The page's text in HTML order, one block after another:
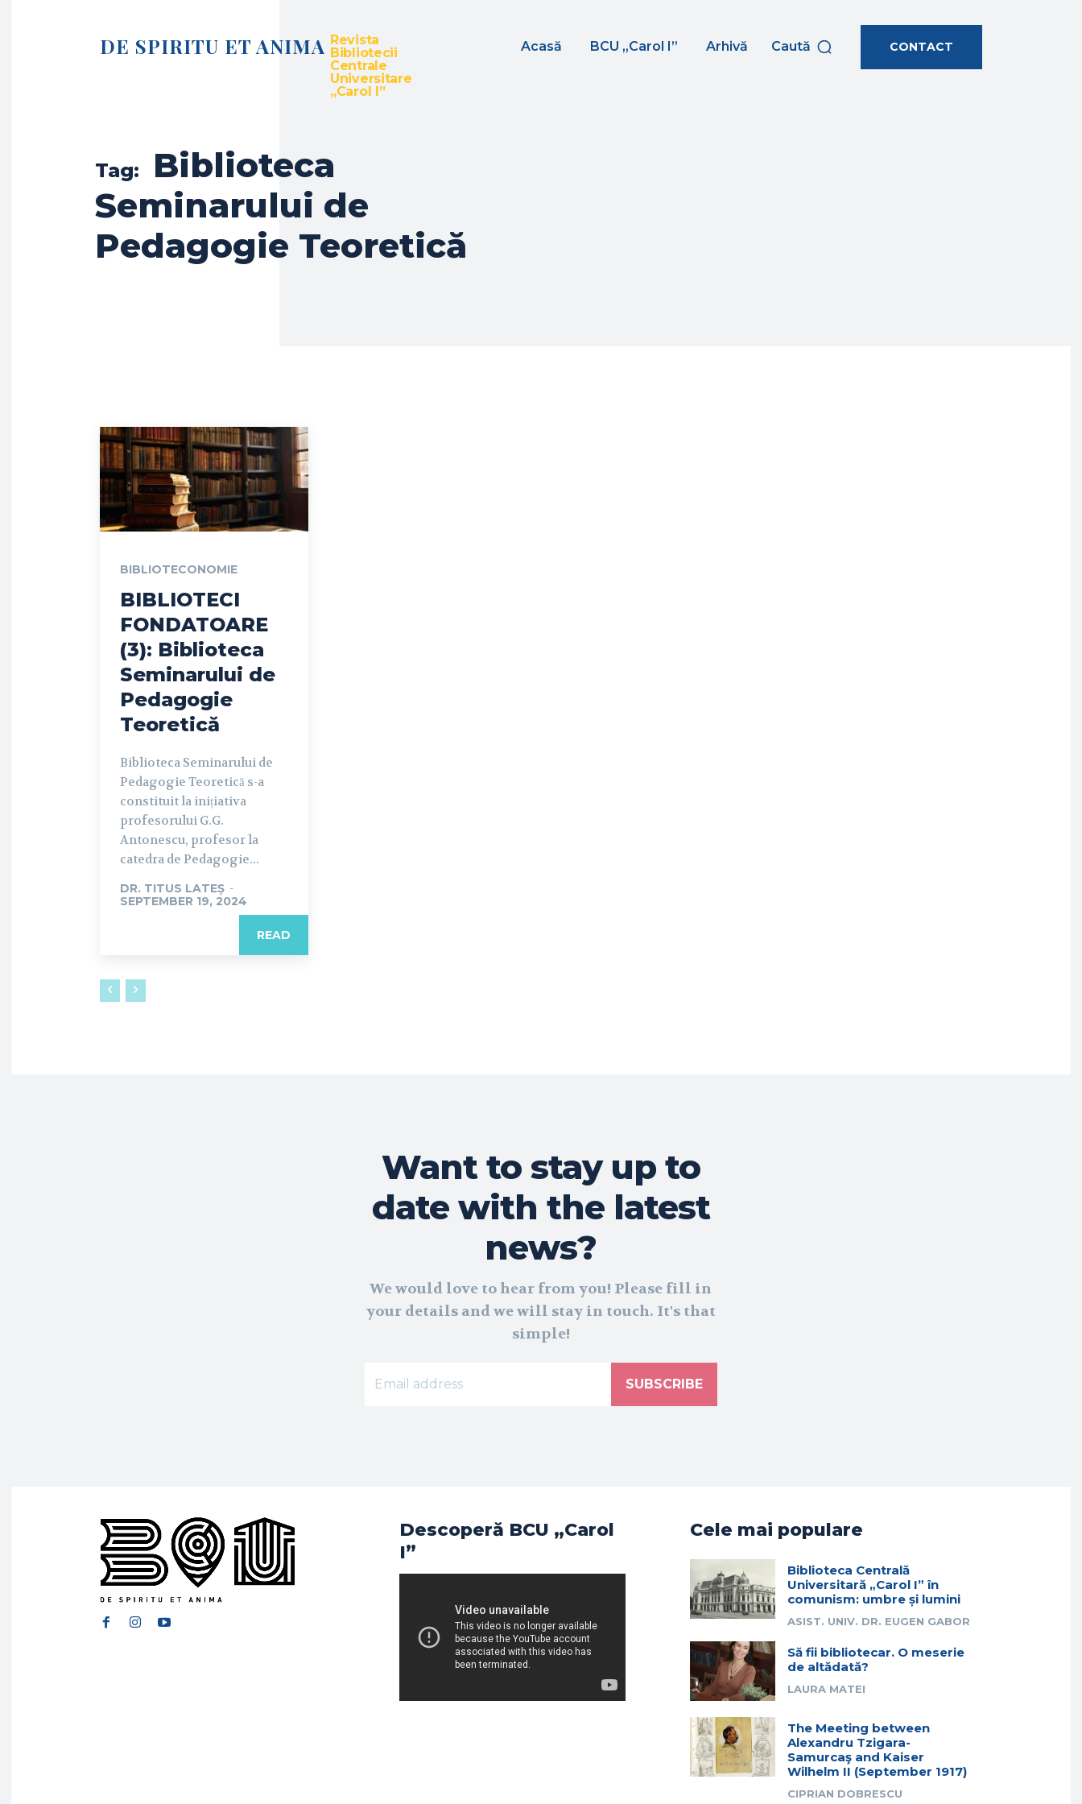
DE SPIRITU ET ANIMA Revista
Bibliotecii
Centrale
Universitare
„Carol I”
Acasă BCU „Carol I” Arhivă Caută CONTACT
Tag:
Biblioteca
Seminarului de
Pedagogie Teoretică
BIBLIOTECONOMIE
BIBLIOTECI
FONDATOARE
(3): Biblioteca
Seminarului de
Pedagogie
Teoretică
Biblioteca Seminarului de
Pedagogie Teoretică s-a
constituit la inițiativa
profesorului G.G.
Antonescu, profesor la
catedra de Pedagogie...
DR. TITUS LATEȘ -
SEPTEMBER 19, 2024
READ
Want to stay up to
date with the latest
news?
We would love to hear from you! Please fill in
your details and we will stay in touch. It's that
simple!
SUBSCRIBE
Descoperă BCU „Carol
I”
Cele mai populare
Biblioteca Centrală
Universitară „Carol I” în
comunism: umbre și lumini
ASIST. UNIV. DR. EUGEN GABOR
Să fii bibliotecar. O meserie
de altădată?
LAURA MATEI
The Meeting between
Alexandru Tzigara-
Samurcaş and Kaiser
Wilhelm II (September 1917)
CIPRIAN DOBRESCU